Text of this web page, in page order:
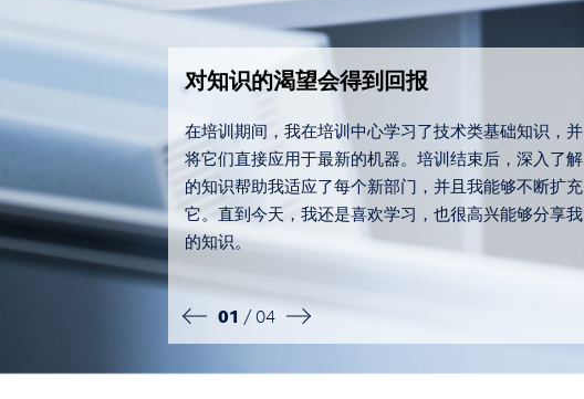
）时，能够在那里的
的成就感。最重要的
作日大约有
管除了短暂拜访
，但我很高兴我能通
握这门语言。
对知识的渴望会得到回报
在培训期间，我在培训中心学习了技术类基础知识，并
将它们直接应用于最新的机器。培训结束后，深入了解
的知识帮助我适应了每个新部门，并且我能够不断扩充
它。直到今天，我还是喜欢学习，也很高兴能够分享我
的知识。
01 / 04